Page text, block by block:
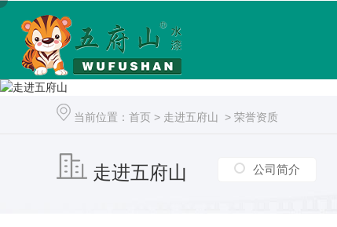
当前位置： 首页 > 走进五府山 > 荣誉资质
走进五府山 公司简介